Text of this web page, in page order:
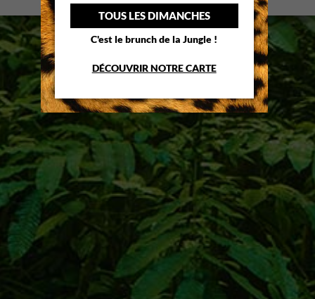
TOUS LES DIMANCHES
C'est le brunch de la Jungle !
DÉCOUVRIR NOTRE CARTE